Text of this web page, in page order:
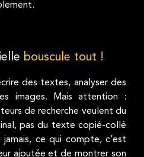
bouscule tout !
des textes, analyser des
images. Mais attention :
de recherche veulent du
pas du texte copié-collé
jamais, ce qui compte, c’est
ajoutée et de montrer son